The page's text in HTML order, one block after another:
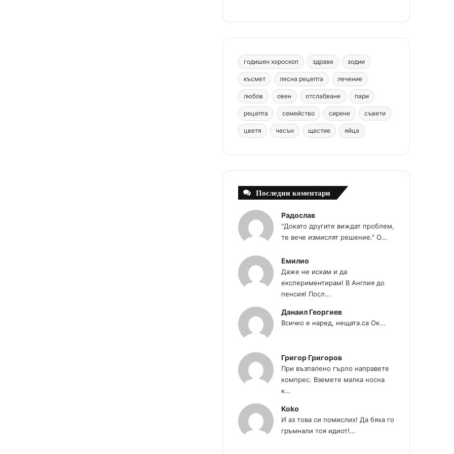
o
o
k
r
e
s
t
b
e
g
r
a
m
m
годишен хороскоп здраве зодии
късмет лесна рецепта лечение
любов овен отслабване пари
рецепта семейство сирене съвети
цветя чесън щастие яйца
Последни коментари
Радослав
"Докато другите виждат проблем,
те вече измислят решение." О...
Емилио
Даже не искам и да
експериментирам! В Англия до
пенсия! Посл...
Данаил Георгиев
Всичко е наред, нещата.са Ок...
Григор Григоров
При възпалено гърло направете
компрес. Вземете малка носна
к...
Koko
И аз това си помислих! Да бяха го
гръмнали тоя идиот!...